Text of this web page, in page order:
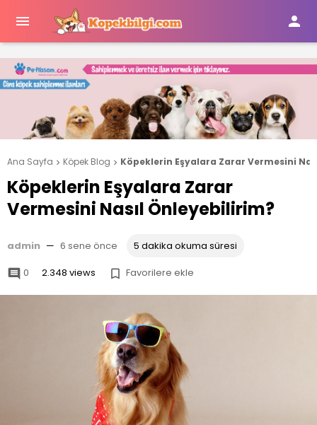
 
Ana Sayfa  Köpek Blog  Köpeklerin Eşyalara Zarar Vermesini
Köpeklerin Eşyalara Zarar
Vermesini Nasıl Önleyebilirim?
admin — 6 sene önce 5 dakika okuma süresi
 0 2.348 views  Favorilere ekle